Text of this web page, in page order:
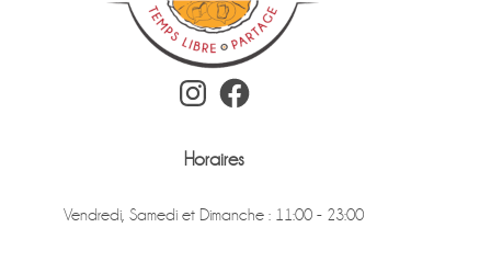
Instagram Facebook
Horaires
Vendredi, Samedi et Dimanche : 11:00 - 23:00